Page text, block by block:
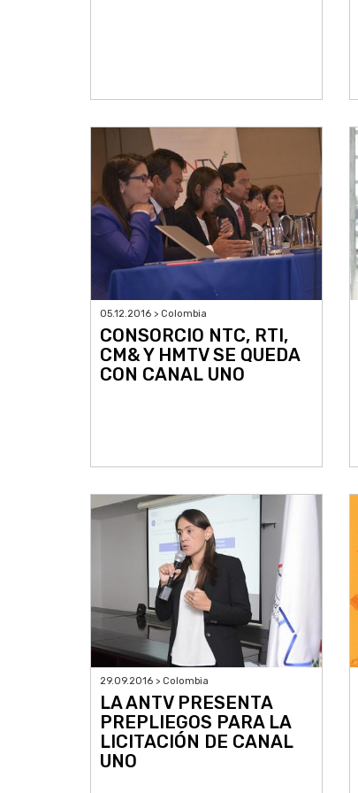
05.12.2016 > Colombia
CONSORCIO NTC, RTI,
CM& Y HMTV SE QUEDA
CON CANAL UNO
29.09.2016 > Colombia
LA ANTV PRESENTA
PREPLIEGOS PARA LA
LICITACIÓN DE CANAL
UNO